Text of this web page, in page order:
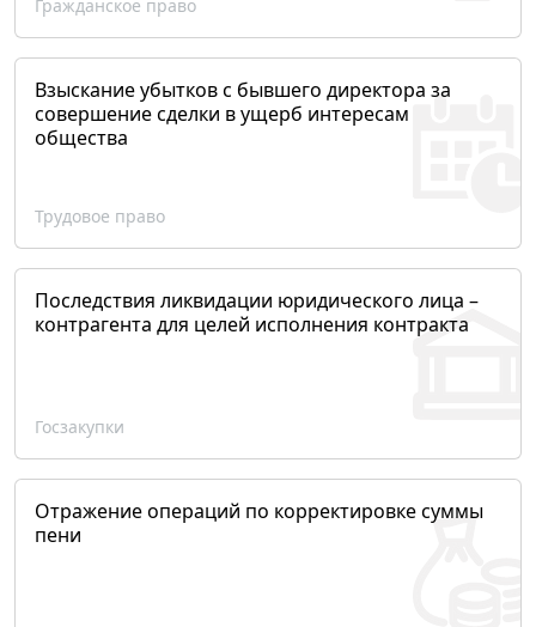
Гражданское право
Взыскание убытков с бывшего директора за
совершение сделки в ущерб интересам
общества
Трудовое право
Последствия ликвидации юридического лица –
контрагента для целей исполнения контракта
Госзакупки
Отражение операций по корректировке суммы
пени